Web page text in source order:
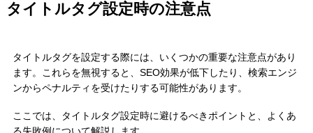
タイトルタグ設定時の注意点
タイトルタグを設定する際には、いくつかの重要な注意点があり
ます。これらを無視すると、SEO効果が低下したり、検索エンジ
ンからペナルティを受けたりする可能性があります。
ここでは、タイトルタグ設定時に避けるべきポイントと、よくあ